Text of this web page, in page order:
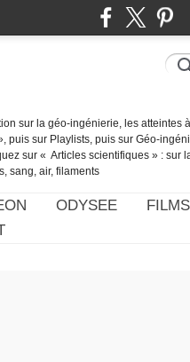
sur la géo-ingénierie, les atteintes
puis sur Playlists, puis sur Géo-
sur « Articles scientifiques » : sur
sang, air, filaments
ODYSEE FILMS